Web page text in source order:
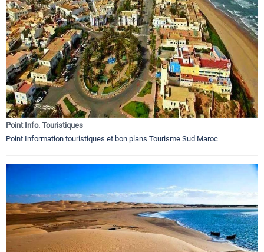
Point Info. Touristiques
Point Information touristiques et bon plans Tourisme Sud Maroc